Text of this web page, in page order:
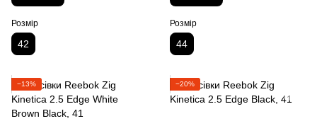
Розмір
42
Розмір
44
−13% −20%